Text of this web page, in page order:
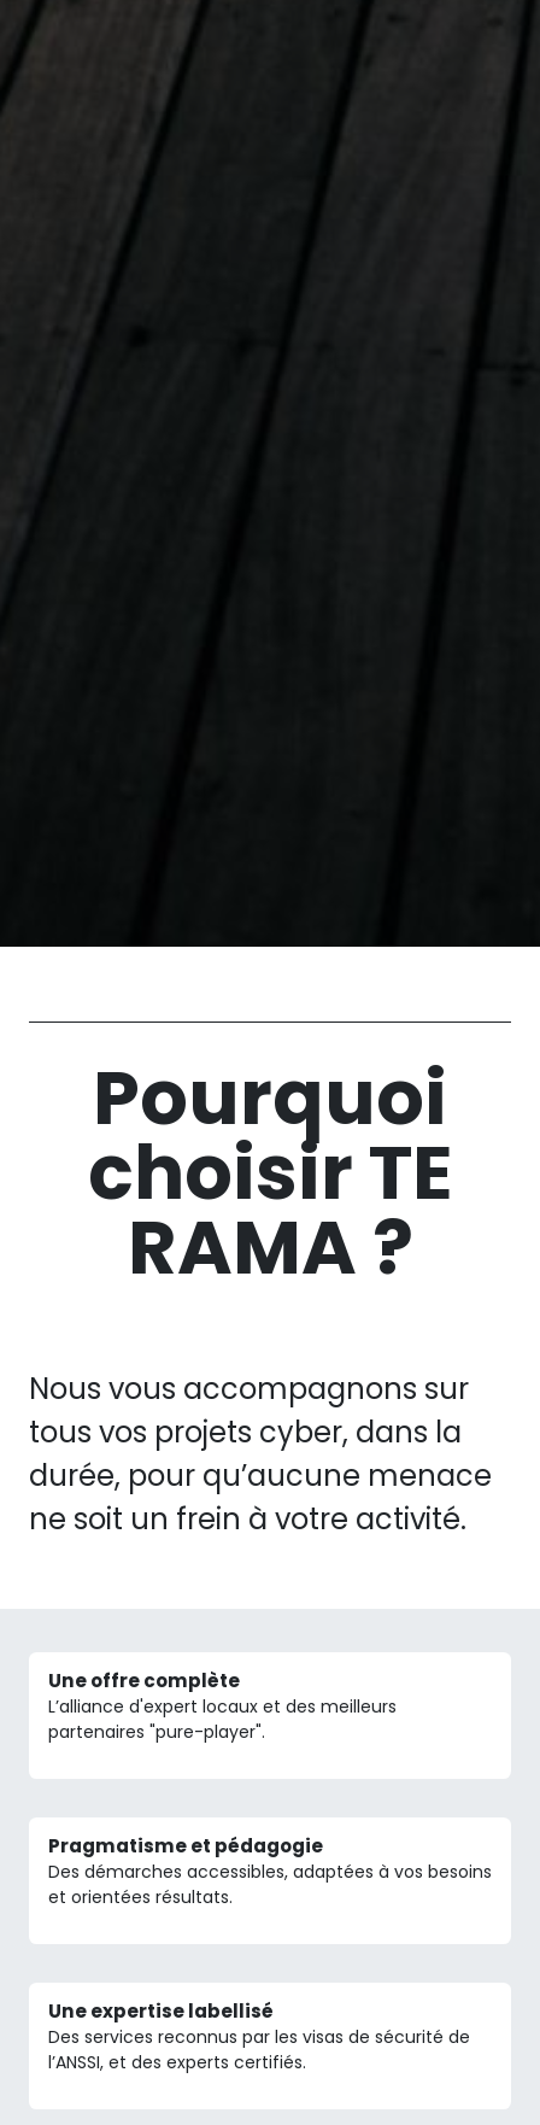
Pourquoi
choisir TE
RAMA ?
Nous vous accompagnons sur
tous vos projets cyber, dans la
durée, pour qu’aucune menace
ne soit un frein à votre activité.
Une offre complète
L’alliance d'expert locaux et des meilleurs
partenaires "pure-player".
Pragmatisme et pédagogie
Des démarches accessibles, adaptées à vos besoins
et orientées résultats.
Une expertise labellisé
Des services reconnus par les visas de sécurité de
l’ANSSI, et des experts certifiés.